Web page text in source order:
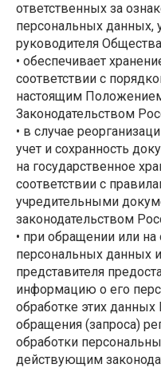
ответственных за
персональных
руководителя
• обеспечивает
соответствии с
настоящим
Законодательством
• в случае
учет и сохранность
на государственное
соответствии с
учредительными
законодательством
• при обращении или на
персональных данных
представителя
информацию о его
обработке этих
обращения (запроса)
обработки
действующим